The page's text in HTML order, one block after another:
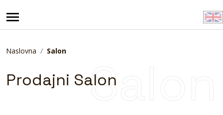
Naslovna Salon
Salon
Prodajni Salon